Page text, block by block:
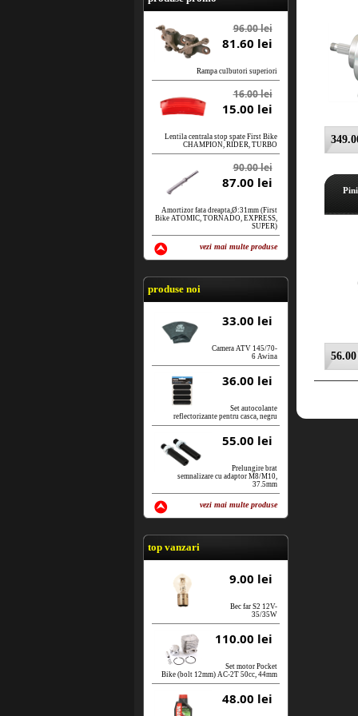
96.00 lei
81.60 lei
Rampa culbutori superiori
16.00 lei
15.00 lei
Lentila centrala stop spate First Bike
CHAMPION, RIDER, TURBO
90.00 lei
87.00 lei
Amortizor fata dreapta,Ø:31mm (First
Bike ATOMIC, TORNADO, EXPRESS,
SUPER)
vezi mai multe produse
vezi produse
produse noi
33.00 lei
Camera ATV 145/70-
6 Awina
36.00 lei
Set autocolante
reflectorizante pentru casca, negru
55.00 lei
Prelungire brat
semnalizare cu adaptor M8/M10,
37.5mm
vezi mai multe produse
vezi produse
top vanzari
9.00 lei
Bec far S2 12V-
35/35W
110.00 lei
Set motor Pocket
Bike (bolt 12mm) AC-2T 50cc, 44mm
48.00 lei